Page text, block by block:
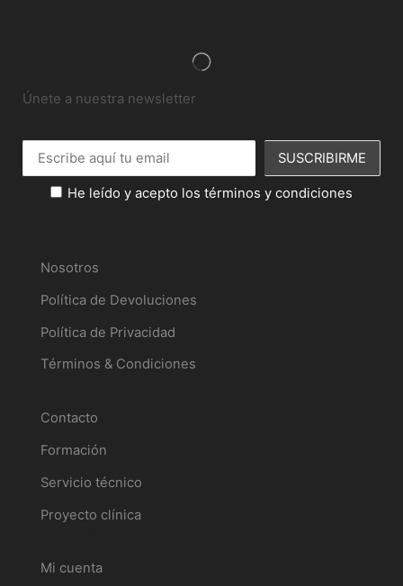
Únete a nuestra newsletter
He leído y acepto los términos y condiciones
Nosotros
Política de Devoluciones
Política de Privacidad
Términos & Condiciones
Contacto
Formación
Servicio técnico
Proyecto clínica
Mi cuenta